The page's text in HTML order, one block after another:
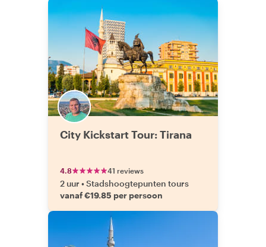
City Kickstart Tour: Tirana
4.8 41 reviews
2 uur •Stadshoogtepunten tours
vanaf €19.85 per persoon